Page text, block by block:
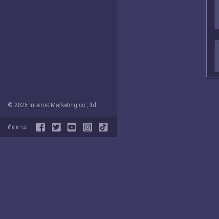
© 2026 Internet Marketing co., ltd
ติดตาม